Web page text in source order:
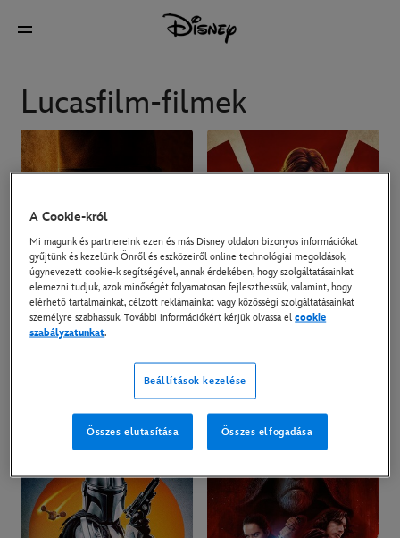
Lucasfilm-filmek
Indiana Jones és a sors
Solo: Egy Star Wars-
történet
A Cookie-król
Mi magunk és partnereink ezen és más Disney oldalon bizonyos információkat
gyűjtünk és kezelünk Önről és eszközeiről online technológiai megoldások,
úgynevezett cookie-k segítségével, annak érdekében, hogy szolgáltatásainkat
elemezni tudjuk, azok minőségét folyamatosan fejleszthessük, valamint, hogy
elérhető tartalmainkat, célzott reklámainkat vagy közösségi szolgáltatásainkat
személyre szabhassuk. További információkért kérjük olvassa elcookie
szabályzatunkat.
Beállítások kezelése
Összes elutasítása Összes elfogadása